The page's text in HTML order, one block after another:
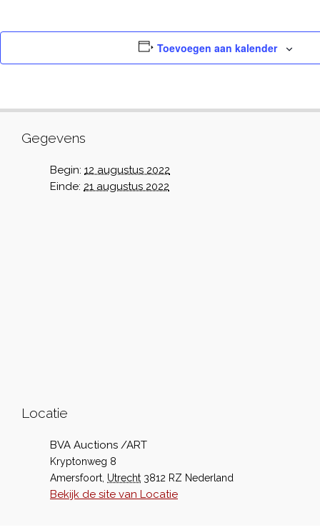
Toevoegen aan kalender
Gegevens
Begin: 12 augustus 2022
Einde: 21 augustus 2022
Locatie
BVA Auctions /ART
Kryptonweg 8
Amersfoort Utrecht 3812 RZ Nederland
Bekijk de site van Locatie